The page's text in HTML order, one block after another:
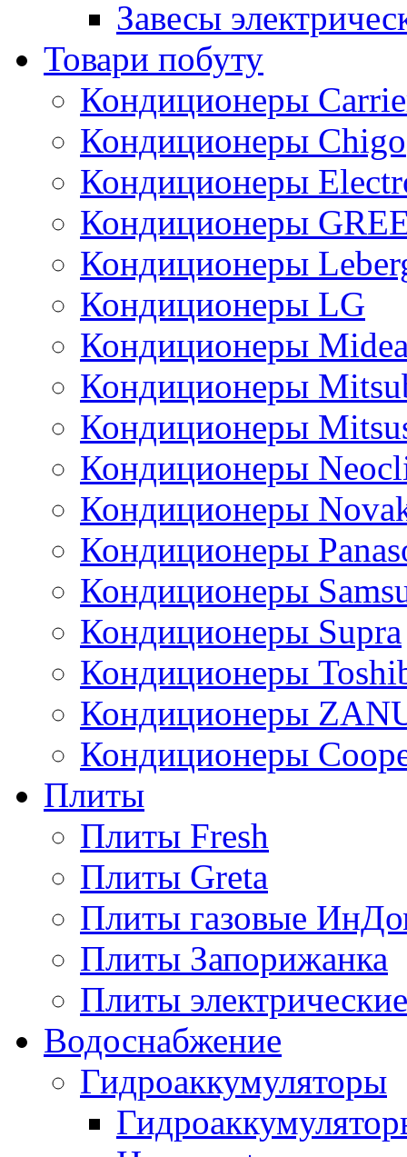
Завесы
Товари побуту
Кондиционеры
Кондиционеры Chigo
Кондиционеры
Кондиционеры
Кондиционеры
Кондиционеры LG
Кондиционеры
Кондиционеры
Кондиционеры
Кондиционеры
Кондиционеры
Кондиционеры
Кондиционеры
Кондиционеры Supra
Кондиционеры
Кондиционеры
Кондиционеры
Плиты
Плиты Fresh
Плиты Greta
Плиты газовые
Плиты Запорижанка
Плиты
Водоснабжение
Гидроаккумуляторы